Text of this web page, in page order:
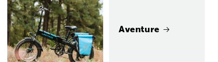
Aventure